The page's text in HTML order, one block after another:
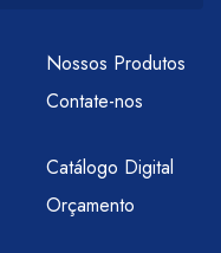
Nossos Produtos
Contate-nos
Catálogo Digital
Orçamento